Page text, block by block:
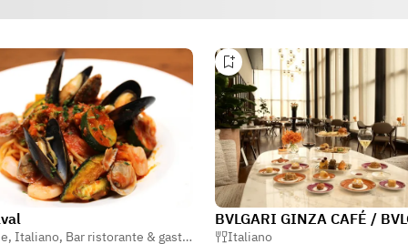
, Italiano, Bar ristorante & gastronomia
Italiano